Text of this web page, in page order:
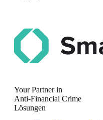
Your Partner in
Anti-Financial Crime
Lösungen